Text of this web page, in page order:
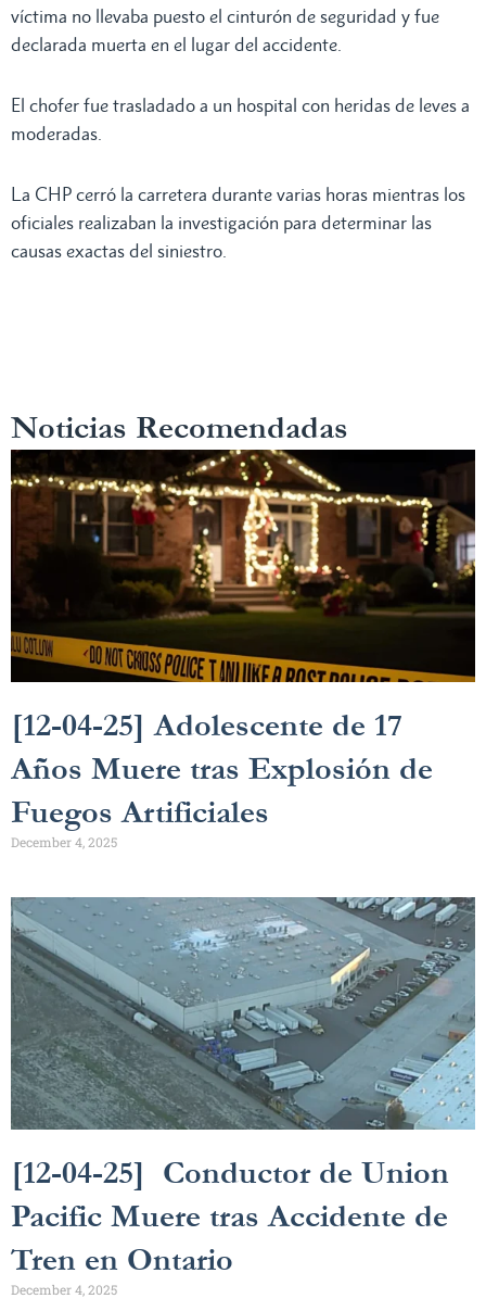
víctima no llevaba puesto el cinturón de seguridad y fue
declarada muerta en el lugar del accidente.
El chofer fue trasladado a un hospital con heridas de leves a
moderadas.
La CHP cerró la carretera durante varias horas mientras los
oficiales realizaban la investigación para determinar las
causas exactas del siniestro.
Noticias Recomendadas
[12-04-25] Adolescente de 17
Años Muere tras Explosión de
Fuegos Artificiales
December 4, 2025
[12-04-25] Conductor de Union
Pacific Muere tras Accidente de
Tren en Ontario
December 4, 2025